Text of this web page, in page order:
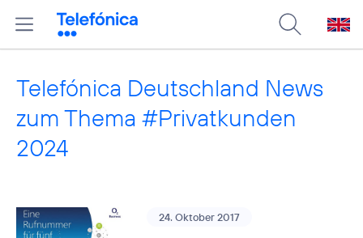
Telefónica Deutschland News
zum Thema #Privatkunden
2024
24. Oktober 2017